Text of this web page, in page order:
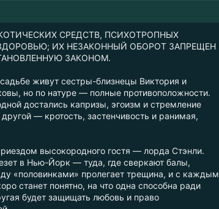
СРЕДСТВ, ПСИХОТРОПНЫХ
ИХ НЕЗАКОННЫЙ ОБОРОТ ЗАПРЕЩЕН
ЗАКОНОМ.
живут сестры-близнецы Виктория и
но по натуре — полные противоположности.
достались капризы, эгоизм и стремление
— кротость, застенчивость и ранимая,
высокородного гостя — лорда Стэнли.
в Нью-Йорк — туда, где сверкают балы,
«половинками» пролегает трещина, и с каждым
станет понятно, на что одна способна ради
будет защищать любовь и право